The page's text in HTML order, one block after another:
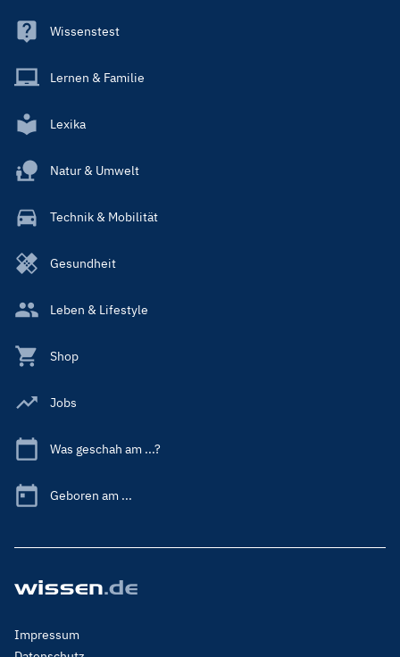
Wissenstest
Lernen & Familie
Lexika
Natur & Umwelt
Technik & Mobilität
Gesundheit
Leben & Lifestyle
Shop
Jobs
Was geschah am ...?
Geboren am ...
Footer
Impressum